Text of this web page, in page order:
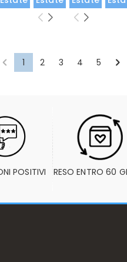
1 2 3 4 5
POSITIVI RESO ENTRO 60